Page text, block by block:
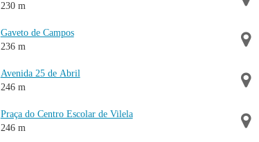
230 m
Gaveto de Campos
236 m
Avenida 25 de Abril
246 m
Praça do Centro Escolar de Vilela
246 m